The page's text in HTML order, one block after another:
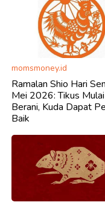
momsmoney.id
Ramalan Shio Hari
Mei 2026: Tikus Mulai
Berani, Kuda Dapat
Baik